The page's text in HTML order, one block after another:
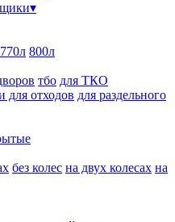
▾
770л 800л
тбо для ТКО
для отходов для раздельного
без колес на двух колесах на